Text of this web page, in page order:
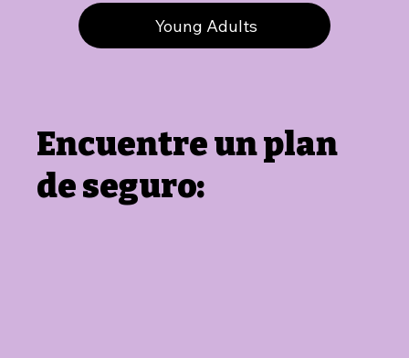
Young Adults
Encuentre un plan
de seguro: